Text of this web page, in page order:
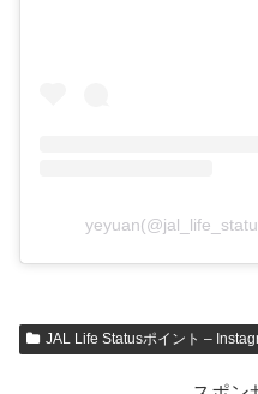
JAL Life Statusポイント –